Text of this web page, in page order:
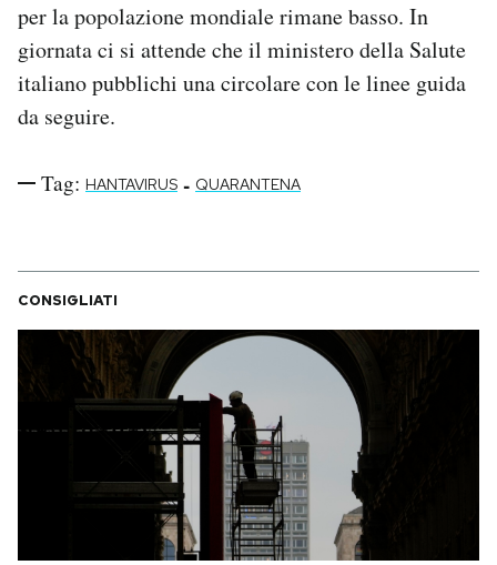
per la popolazione mondiale rimane basso. In
giornata ci si attende che il ministero della Salute
italiano pubblichi una circolare con le linee guida
da seguire.
Tag: HANTAVIRUS - QUARANTENA
CONSIGLIATI